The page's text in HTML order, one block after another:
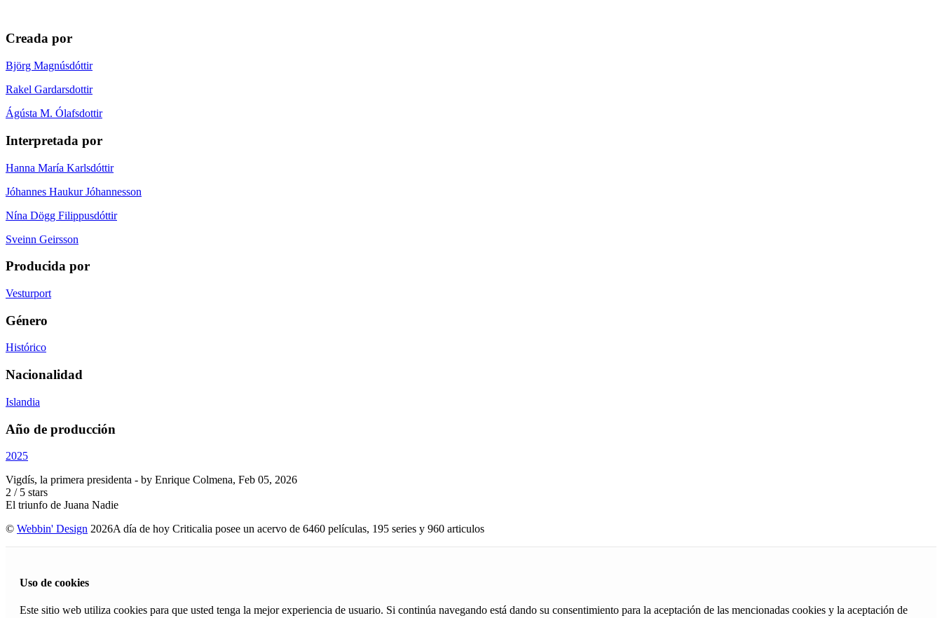
Creada por
Björg Magnúsdóttir
Rakel Gardarsdottir
Ágústa M. Ólafsdottir
Interpretada por
Hanna María Karlsdóttir
Jóhannes Haukur Jóhannesson
Nína Dögg Filippusdóttir
Sveinn Geirsson
Producida por
Vesturport
Género
Histórico
Nacionalidad
Islandia
Año de producción
2025
Vigdís, la primera presidenta - by Enrique Colmena, Feb 05, 2026
2 / 5 stars
El triunfo de Juana Nadie
© Webbin' Design 2026A día de hoy Criticalia posee un acervo de 6460 películas, 195 series y 960 articulos
Uso de cookies
Este sitio web utiliza cookies para que usted tenga la mejor experiencia de usuario. Si continúa navegando está dando su consentimiento para la aceptación de las mencionadas cookies y la aceptación de